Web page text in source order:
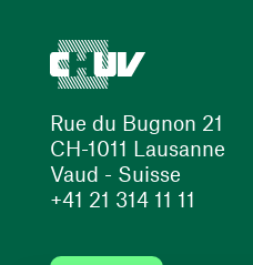
Rue du Bugnon 21
CH-1011 Lausanne
Vaud - Suisse
+41 21 314 11 11